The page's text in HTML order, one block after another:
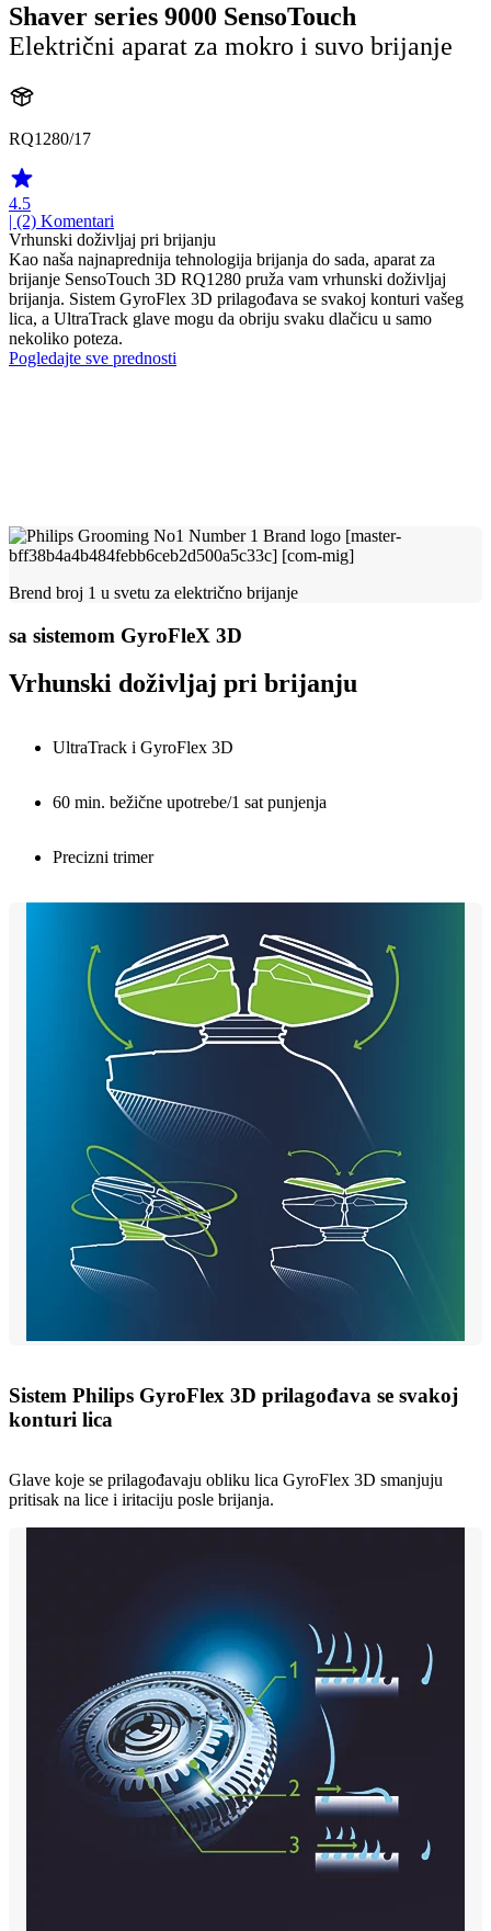
Shaver series 9000 SensoTouch
Električni aparat za mokro i suvo brijanje
RQ1280/17
4.5
| (2) Komentari
Vrhunski doživljaj pri brijanju
Kao naša najnaprednija tehnologija brijanja do sada, aparat za
brijanje SensoTouch 3D RQ1280 pruža vam vrhunski doživljaj
brijanja. Sistem GyroFlex 3D prilagođava se svakoj konturi vašeg
lica, a UltraTrack glave mogu da obriju svaku dlačicu u samo
nekoliko poteza.
Pogledajte sve prednosti
Brend broj 1 u svetu za električno brijanje
sa sistemom GyroFleX 3D
Vrhunski doživljaj pri brijanju
UltraTrack i GyroFlex 3D
60 min. bežične upotrebe/1 sat punjenja
Precizni trimer
Sistem Philips GyroFlex 3D prilagođava se svakoj
konturi lica
Glave koje se prilagođavaju obliku lica GyroFlex 3D smanjuju
pritisak na lice i iritaciju posle brijanja.